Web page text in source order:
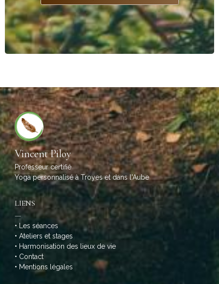
Vincent Piloy
Professeur certifié
Yoga personnalisé à Troyes et dans l'Aube
LIENS
—
•
Les séances
• Ateliers et stages
• Harmonisation des lieux de vie
• Contact
• Mentions légales